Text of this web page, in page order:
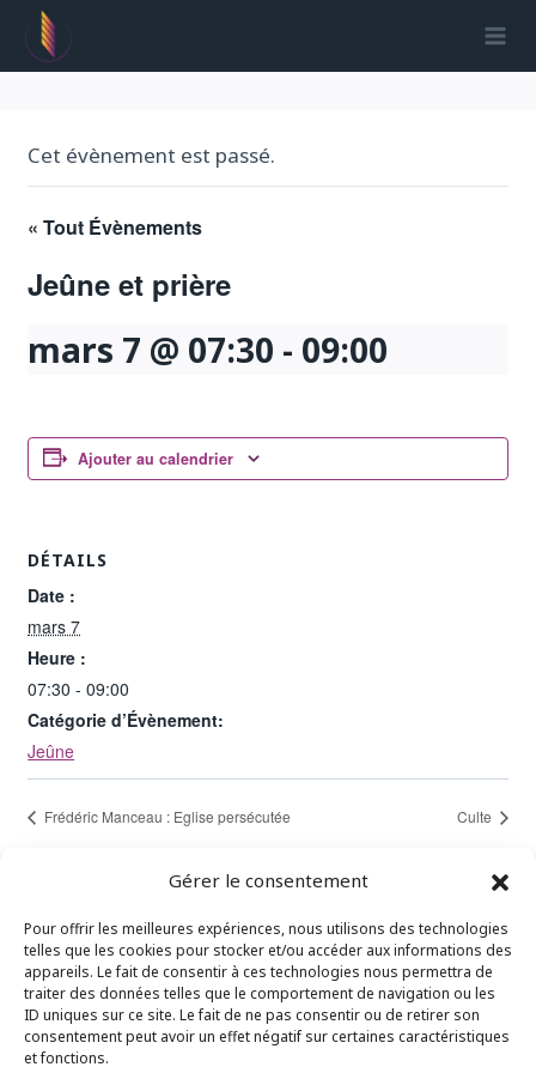
Gérer le consentement
Pour offrir les meilleures expériences, nous utilisons des technologies
telles que les cookies pour stocker et/ou accéder aux informations des
appareils. Le fait de consentir à ces technologies nous permettra de
traiter des données telles que le comportement de navigation ou les
ID uniques sur ce site. Le fait de ne pas consentir ou de retirer son
consentement peut avoir un effet négatif sur certaines caractéristiques
et fonctions.
Aller
contenu
Cet évènement est passé.
« Tout Évènements
Jeûne et prière
mars 7 @ 07:30 - 09:00
Ajouter au calendrier
DÉTAILS
Date :
mars 7
Heure :
07:30 - 09:00
Catégorie d’Évènement:
Jeûne
Frédéric Manceau : Eglise persécutée Culte
"Là où deux ou trois sont assemblés en mon
nom, je suis au milieu d’eux." – Matthieu 18.20